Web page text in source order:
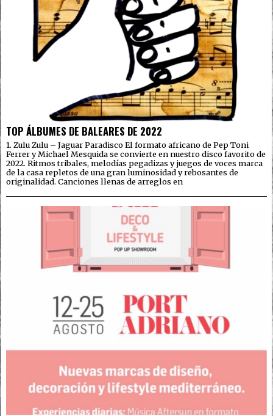
TOP ÁLBUMES DE BALEARES DE 2022
1. Zulu Zulu – Jaguar Paradisco El formato africano de Pep Toni
Ferrer y Michael Mesquida se convierte en nuestro disco favorito de
2022. Ritmos tribales, melodías pegadizas y juegos de voces marca
de la casa repletos de una gran luminosidad y rebosantes de
originalidad. Canciones llenas de arreglos en